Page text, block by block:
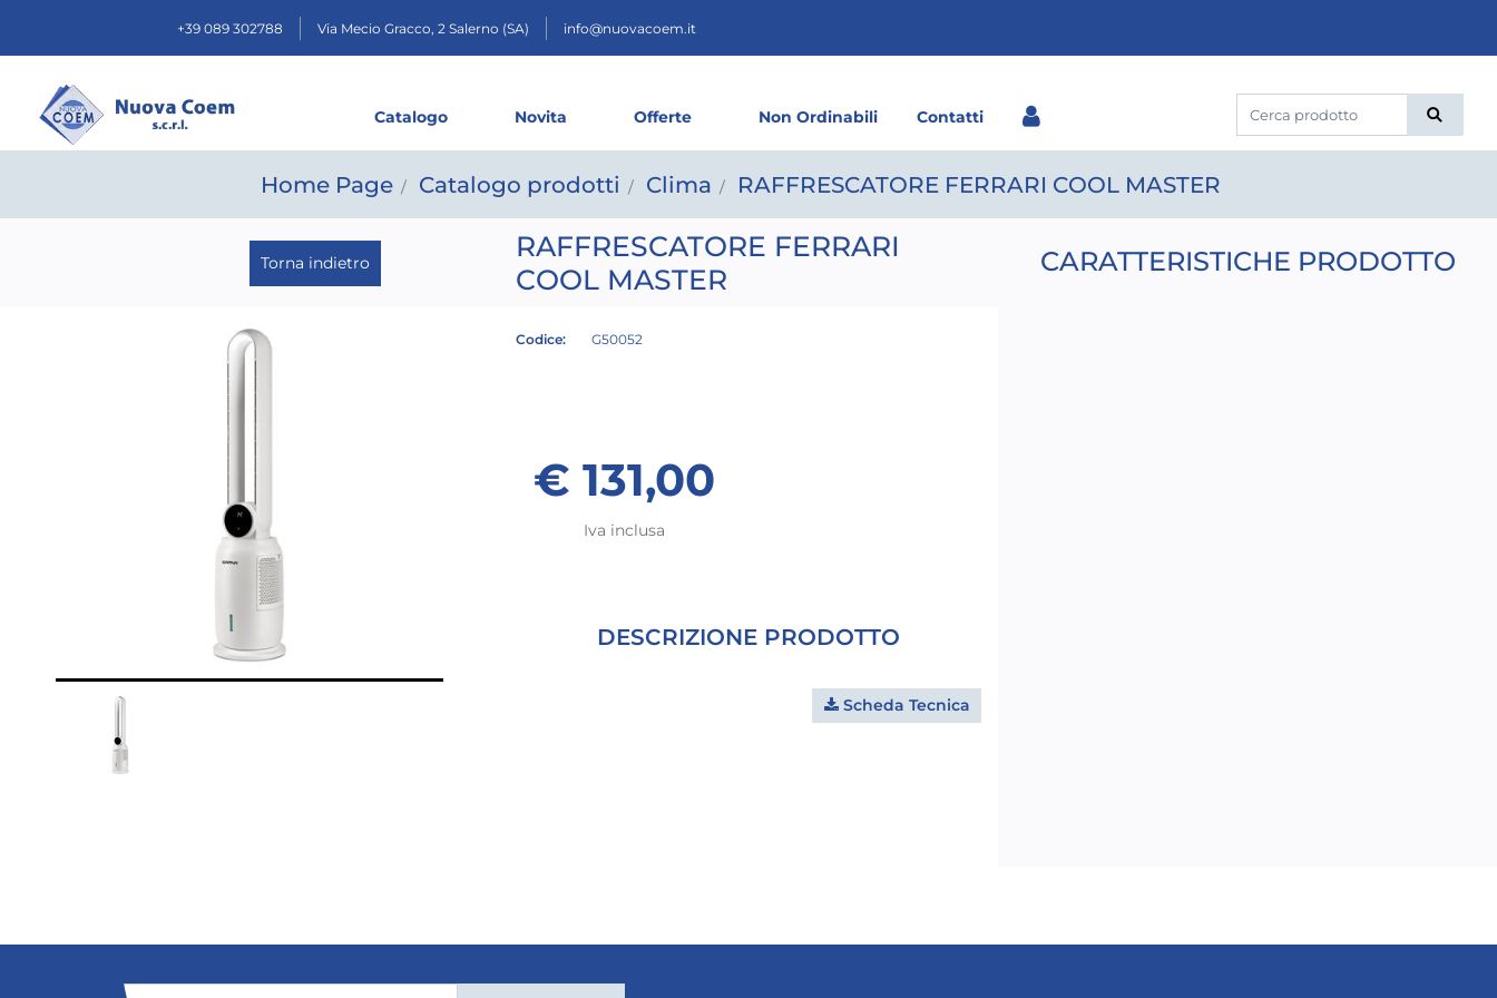
+39 089 302788 Via Mecio Gracco, 2 Salerno (SA) info@nuovacoem.it
Catalogo Novita Offerte Non Ordinabili Contatti
Home Page Catalogo prodotti Clima RAFFRESCATORE FERRARI COOL MASTER
Torna indietro
RAFFRESCATORE FERRARI
COOL MASTER
Codice: G50052
€ 131,00
Iva inclusa
DESCRIZIONE PRODOTTO
Scheda Tecnica
CARATTERISTICHE PRODOTTO